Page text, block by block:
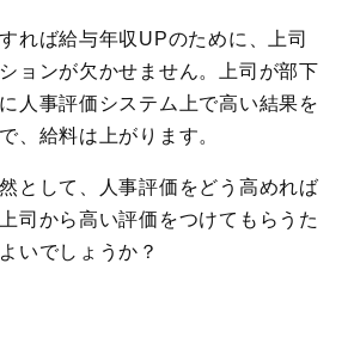
れば給与年収UPのために、上司
ョンが欠かせません。上司が部下
人事評価システム上で高い結果を
、給料は上がります。
として、人事評価をどう高めれば
司から高い評価をつけてもらうた
いでしょうか？